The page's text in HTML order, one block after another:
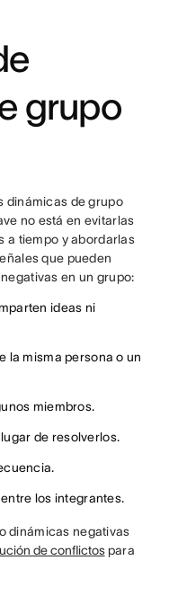
grupo
dinámicas de grupo
no está en evitarlas
a tiempo y abordarlas
que pueden
en un grupo:
ideas ni
la misma persona o un
miembros.
de resolverlos.
los integrantes.
dinámicas negativas
de conflictospara